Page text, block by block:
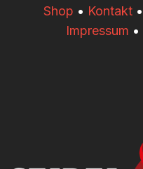
​​Shop • Kontakt •
Impressum •